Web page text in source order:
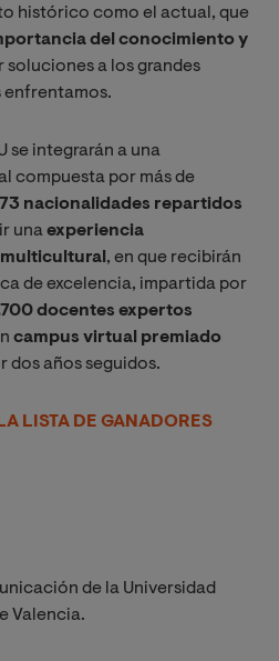
histórico como el actual, que
del conocimiento y
soluciones a los grandes
enfrentamos.
se integrarán a una
compuesta por más de
nacionalidades repartidos
unaexperiencia
, en que recibirán
de excelencia, impartida por
docentes expertos
campus virtual premiado
dos años seguidos.
LISTA DE GANADORES
de la Universidad
Valencia.